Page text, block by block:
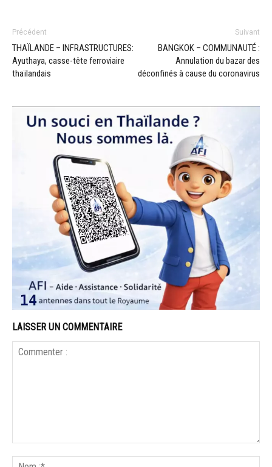
Précédent
THAÏLANDE – INFRASTRUCTURES:
Ayuthaya, casse-tête ferroviaire
thaïlandais
Suivant
BANGKOK – COMMUNAUTÉ :
Annulation du bazar des
déconfinés à cause du coronavirus
LAISSER UN COMMENTAIRE